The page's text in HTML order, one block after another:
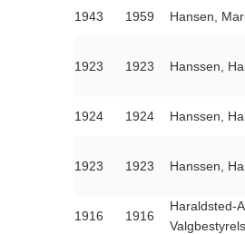
1943 1959 Hansen,
1923 1923 Hanssen,
1924 1924 Hanssen,
1923 1923 Hanssen,
1916 1916
Haraldsted-